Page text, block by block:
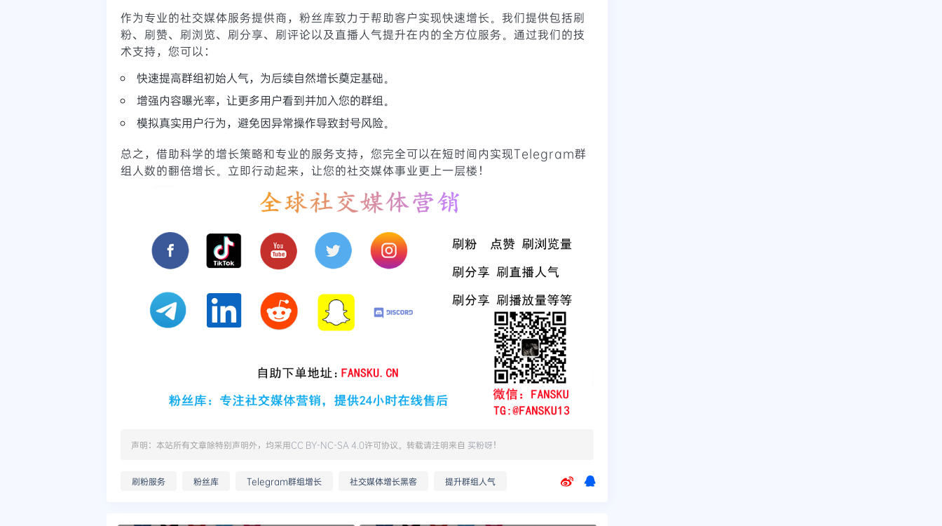
作为专业的社交媒体服务提供商，粉丝库致力于帮助客户实现快速增长。我们提供包括刷
粉、刷赞、刷浏览、刷分享、刷评论以及直播人气提升在内的全方位服务。通过我们的技
术支持，您可以：
快速提高群组初始人气，为后续自然增长奠定基础。
增强内容曝光率，让更多用户看到并加入您的群组。
模拟真实用户行为，避免因异常操作导致封号风险。
总之，借助科学的增长策略和专业的服务支持，您完全可以在短时间内实现Telegram群
组人数的翻倍增长。立即行动起来，让您的社交媒体事业更上一层楼！
声明：本站所有文章除特别声明外，均采用CC BY-NC-SA 4.0许可协议。转载请注明来自 买粉呀！
刷粉服务 粉丝库 Telegram群组增长 社交媒体增长黑客 提升群组人气